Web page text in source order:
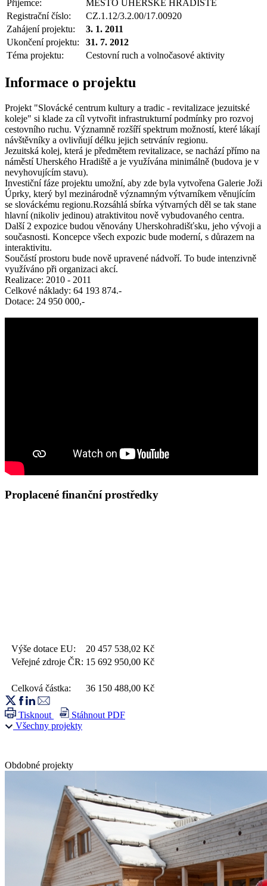
Příjemce:
MĚSTO UHERSKÉ HRADIŠTĚ
Registrační číslo:
CZ.1.12/3.2.00/17.00920
Zahájení projektu:
3. 1. 2011
Ukončení projektu:
31. 7. 2012
Téma projektu:
Cestovní ruch a volnočasové aktivity
Informace o projektu
Projekt "Slovácké centrum kultury a tradic - revitalizace jezuitské
koleje" si klade za cíl vytvořit infrastrukturní podmínky pro rozvoj
cestovního ruchu. Významně rozšíří spektrum možností, které lákají
návštěvníky a ovlivňují délku jejich setrvánív regionu.
Jezuitská kolej, která je předmětem revitalizace, se nachází přímo na
náměstí Uherského Hradiště a je využívána minimálně (budova je v
nevyhovujícím stavu).
Investiční fáze projektu umožní, aby zde byla vytvořena Galerie Joži
Úprky, který byl mezinárodně významným výtvarníkem věnujícím
se slováckému regionu.Rozsáhlá sbírka výtvarných děl se tak stane
hlavní (nikoliv jedinou) atraktivitou nově vybudovaného centra.
Další 2 expozice budou věnovány Uherskohradišťsku, jeho vývoji a
současnosti. Koncepce všech expozic bude moderní, s důrazem na
interaktivitu.
Součástí prostoru bude nově upravené nádvoří. To bude intenzivně
využíváno při organizaci akcí.
Realizace: 2010 - 2011
Celkové náklady: 64 193 874.-
Dotace: 24 950 000,-
Proplacené finanční prostředky
Výše dotace EU: 20 457 538,02 Kč
Veřejné zdroje ČR: 15 692 950,00 Kč
Celková částka: 36 150 488,00 Kč
Tisknout
Stáhnout PDF
Všechny projekty
Obdobné projekty